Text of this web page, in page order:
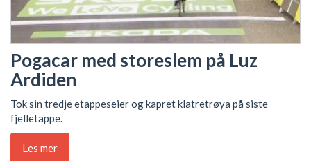
Pogacar med storeslem på Luz
Ardiden
Tok sin tredje etappeseier og kapret klatretrøya på siste
fjelletappe.
Les mer